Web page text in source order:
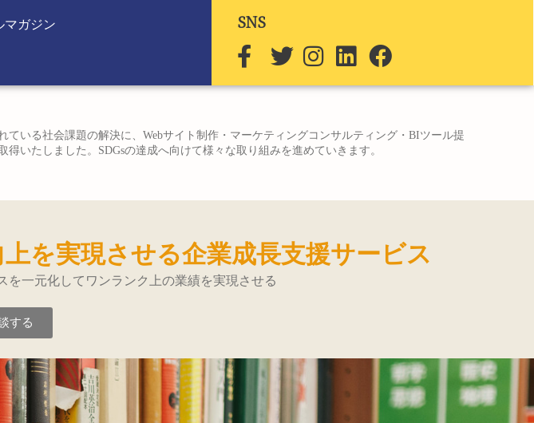
マガジン SNS
いる社会課題の解決に、Webサイト制作・マーケティングコンサルティング・BIツール提
いたしました。SDGsの達成へ向けて様々な取り組みを進めていきます。
を実現させる企業成長支援サービス
一元化してワンランク上の業績を実現させる
する